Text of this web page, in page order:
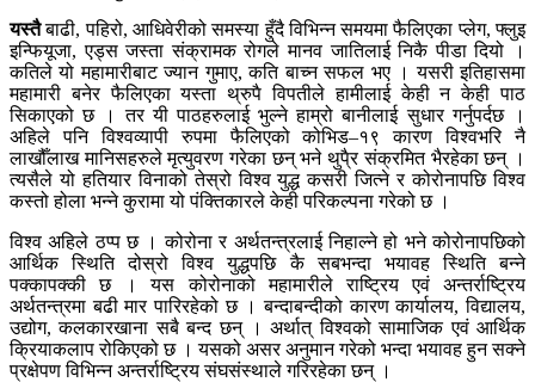
यस्तैबाढी, पहिरो, आधिवेरीको समस्या हुँदै विभिन्न समयमा फैलिएका प्लेग, फ्लुइ
इन्फियूजा, एड्स जस्ता संक्रामक रोगले मानव जातिलाई निकै पीडा दियो ।
कतिले यो महामारीबाट ज्यान गुमाए, कति बाच्न सफल भए । यसरी इतिहासमा
महामारी बनेर फैलिएका यस्ता थ्रुपै विपतीले हामीलाई केही न केही पाठ
सिकाएको छ । तर यी पाठहरुलाई भुल्ने हाम्रो बानीलाई सुधार गर्नुपर्दछ ।
अहिले पनि विश्वव्यापी रुपमा फैलिएको कोभिड–१९ कारण विश्वभरि नै
लाखौँलाख मानिसहरुले मृत्युवरण गरेका छन् भने थुपै्र संक्रमित भैरहेका छन् ।
त्यसैले यो हतियार विनाको तेस्रो विश्व युद्ध कसरी जित्ने र कोरोनापछि विश्व
कस्तो होला भन्ने कुरामा यो पंक्तिकारले केही परिकल्पना गरेको छ ।
विश्व अहिले ठप्प छ । कोरोना र अर्थतन्त्रलाई निहाल्ने हो भने कोरोनापछिको
आर्थिक स्थिति दोस्रो विश्व युद्धपछि कै सबभन्दा भयावह स्थिति बन्ने
पक्कापक्की छ । यस कोरोनाको महामारीले राष्ट्रिय एवं अन्तर्राष्ट्रिय
अर्थतन्त्रमा बढी मार पारिरहेको छ । बन्दाबन्दीको कारण कार्यालय, विद्यालय,
उद्योग, कलकारखाना सबै बन्द छन् । अर्थात् विश्वको सामाजिक एवं आर्थिक
क्रियाकलाप रोकिएको छ । यसको असर अनुमान गरेको भन्दा भयावह हुन सक्ने
प्रक्षेपण विभिन्न अन्तर्राष्ट्रिय संघसंस्थाले गरिरहेका छन् ।